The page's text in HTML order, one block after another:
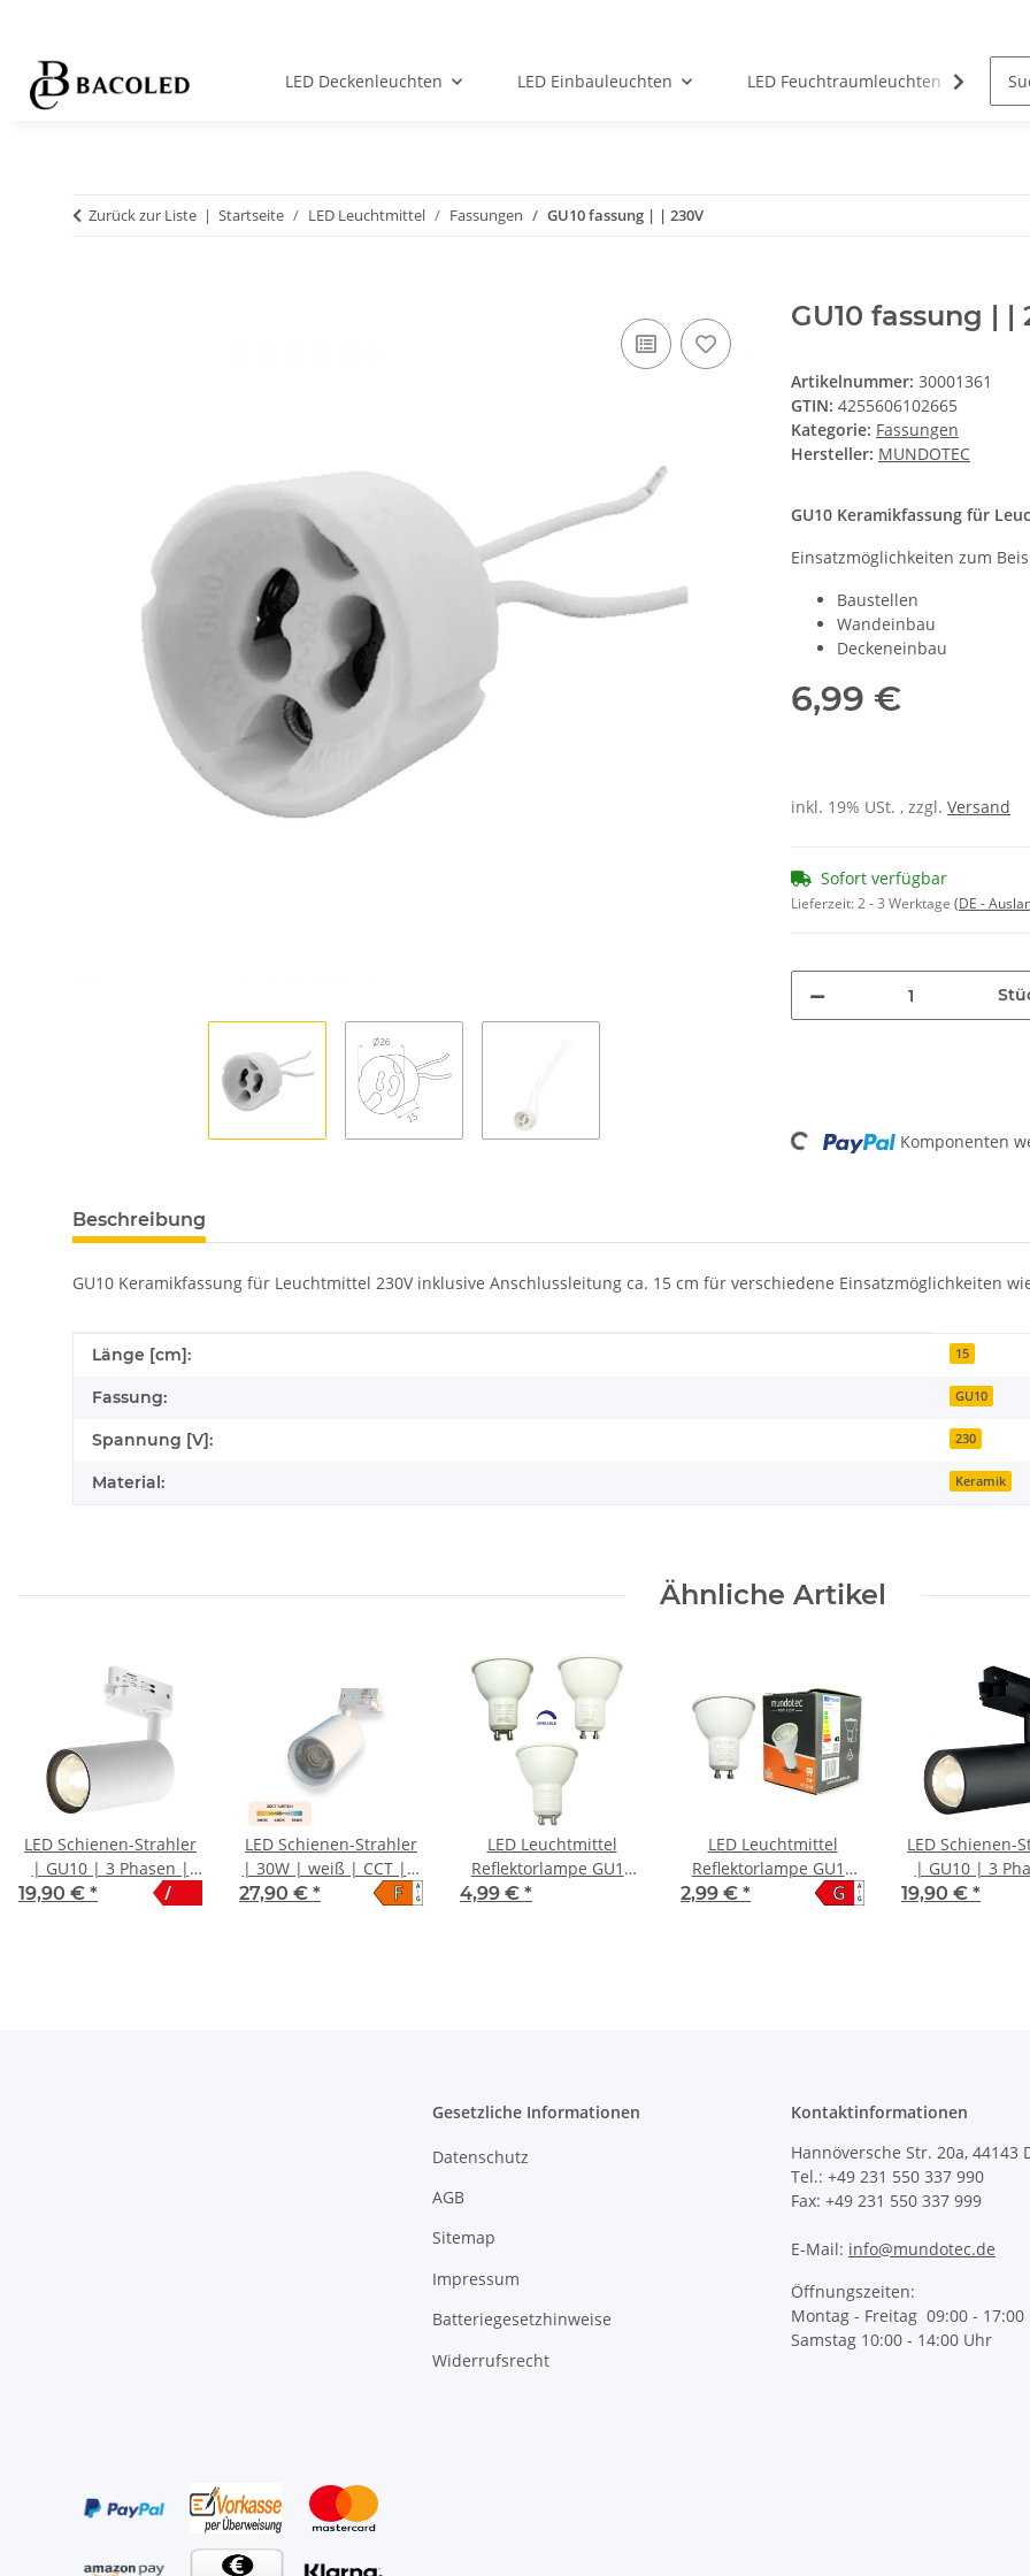
LED Deckenleuchten LED Einbauleuchten LED Feuchtraumleuchten
Zurück zur Liste Startseite LED Leuchtmittel Fassungen GU10 fassung | | 230V
GU10 fassung | |
Artikelnummer: 30001361
GTIN: 4255606102665
Kategorie: Fassungen
Hersteller: MUNDOTEC
GU10 Keramikfassung für
Einsatzmöglichkeiten zum
Baustellen
Wandeinbau
Deckeneinbau
6,99 €
inkl. 19% USt. , zzgl. Versand
Sofort verfügbar
Lieferzeit:2 - 3 Werktage (DE -
Loading... Komponenten
Beschreibung
GU10 Keramikfassung für Leuchtmittel 230V inklusive Anschlussleitung ca. 15 cm für verschiedene Einsatzmöglichkeiten
Produkteigenschaft
Wert
Länge [cm]: 15
Fassung: GU10
Spannung [V]: 230
Material: Keramik
Ähnliche Artikel
LED Schienen-Strahler
| GU10 | 3 Phasen |
IP20 | weiß
19,90 € * /
LED Schienen-Strahler
| 30W | weiß | CCT | 3
Phasen
27,90 € * A
↑
G
F
LED Leuchtmittel
Reflektorlampe GU10
7W dimmbar
4,99 € *
LED Leuchtmittel
Reflektorlampe GU10
5W CCT 3 in 1
2,99 € * A
↑
G
G
LED Schienen-
| GU10 | 3
IP20 |
19,90 € *
Gesetzliche Informationen
Datenschutz
AGB
Sitemap
Impressum
Batteriegesetzhinweise
Widerrufsrecht
Kontaktinformationen
Hannöversche Str. 20a, 44143
Tel.: +49 231 550 337 990
Fax: +49 231 550 337 999
E-Mail: info@mundotec.de
Öffnungszeiten:
Montag - Freitag 09:00 - 17:00
Samstag 10:00 - 14:00 Uhr